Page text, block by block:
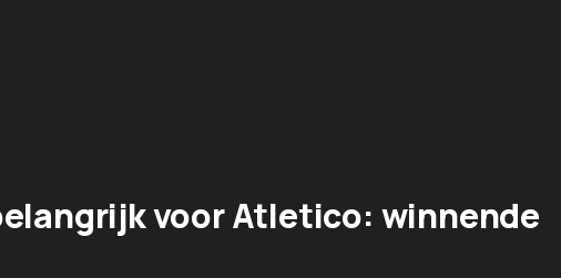
voor Atletico: winnende